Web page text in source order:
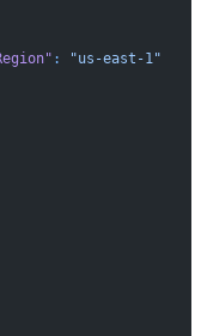
:
"us-east-1"